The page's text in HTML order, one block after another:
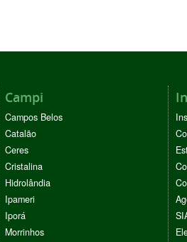
Campi
Campos Belos
Catalão
Ceres
Cristalina
Hidrolândia
Ipameri
Iporá
Morrinhos